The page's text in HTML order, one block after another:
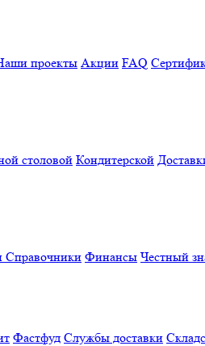
проекты Акции FAQ
столовой Кондитерской
Справочники Финансы Честный
Фастфуд Службы доставки